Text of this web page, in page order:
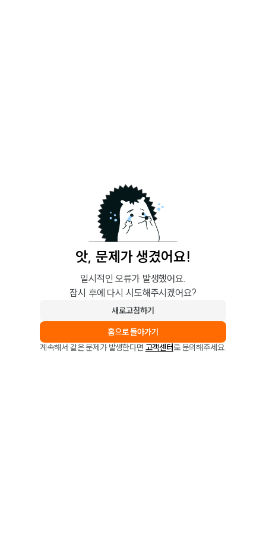
앗, 문제가 생겼어요!
일시적인 오류가 발생했어요.
잠시 후에 다시 시도해주시겠어요?
새로고침하기
홈으로 돌아가기
계속해서 같은 문제가 발생한다면 고객센터로 문의해주세요.